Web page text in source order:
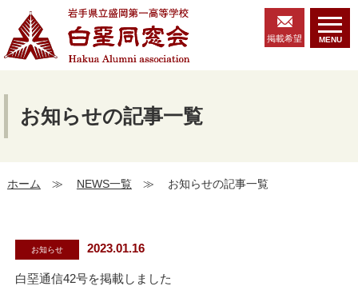
掲載希望 MENU
お知らせの記事一覧
ホーム ≫ NEWS一覧≫ お知らせの記事一覧
お知らせ 2023.01.16
白堊通信42号を掲載しました